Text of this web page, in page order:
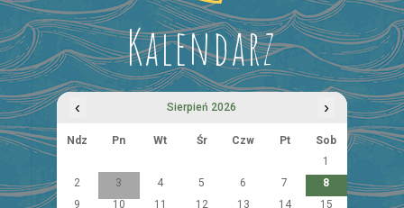
Kalendarz
‹ Sierpień 2026 ›
Ndz Pn Wt Śr Czw Pt
Sob
1
2
3 4 5 6 7
8
9
10 11 12 13 14
15